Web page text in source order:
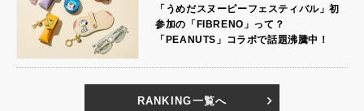
「うめだスヌーピーフェスティバル」初
参加の「FIBRENO」って？
「PEANUTS」コラボで話題沸騰中！
RANKING一覧へ